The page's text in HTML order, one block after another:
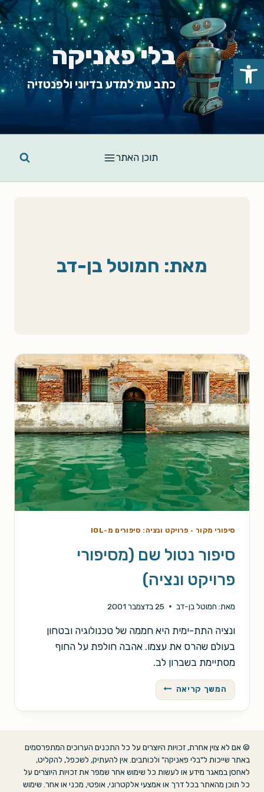
Skip
to
content
בלי פאניקה
כתב עת למדע בדיוני ולפנטזיה
תוכן האתר
מאת: חמוטל בן-דב
סיפורי מקור· פרויקט ונציה: סיפורים מ-IOL
סיפור נטול שם (מסיפורי
פרויקט ונציה)
מאת: חמוטל בן-דב 25 בדצמבר 2001
ונציה התת-ימית היא חממה של טכנולוגיה ובטחון
בעולם שהרס את עצמו. אהבה חולפת על החוף
מסתיימת בשברון לב.
המשך קריאה סיפור
נטול
שם
ונציה)
© אם לא צוין אחרת, זכויות היוצרים על כל התכנים הערוכים המתפרסמים
באתר שייכות ל"בלי פאניקה" ולכותבים. אין להעתיק, לשכפל, להקליט,
לאחסן במאגר מידע או לעשות כל שימוש אחר שמפר את זכויות היוצרים על
כל תוכן מהאתר בכל דרך או אמצעי אלקטרוני, אופטי, מכני או אחר. שימוש
פתח סרגל נגישות